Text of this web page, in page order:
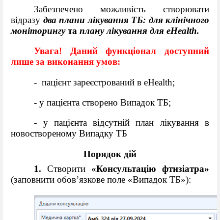
Забезпечено можливість створювати
відразу два плани лікування ТБ: для клінічного
моніторингута плану лікування для eHealth.
Увага!
Даний функціонал доступний
лише за виконання умов:
- пацієнт зареєстрований в eHealth;
- у пацієнта створено Випадок ТБ;
- у пацієнта відсутній план лікування в
новоствореному Випадку ТБ
Порядок дій
1.Створити «Консультацію фтизіатра»
(заповнити обов’язкове поле «Випадок ТБ»):